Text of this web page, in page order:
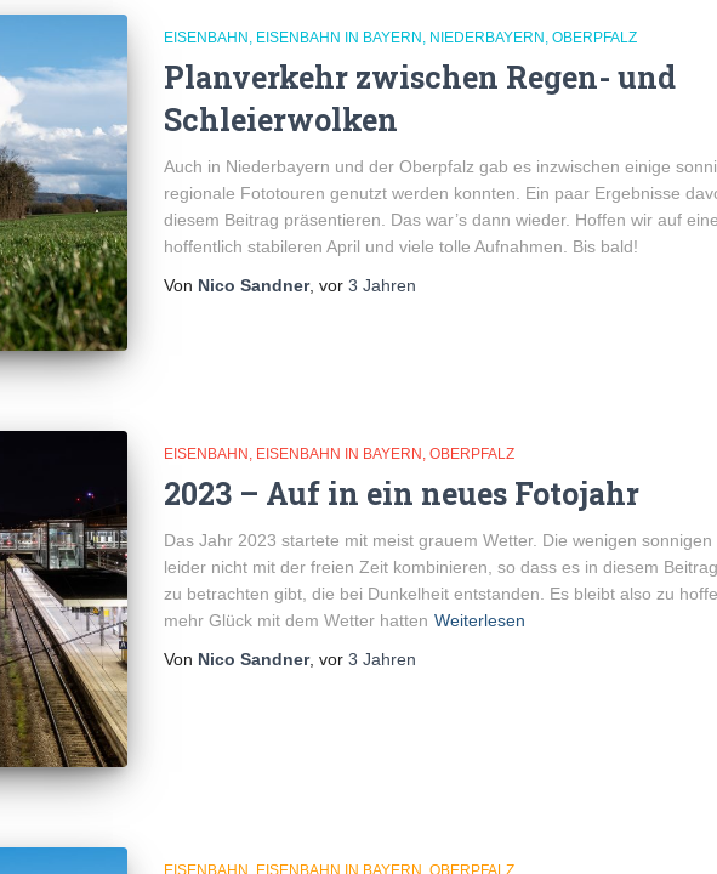
EISENBAHN EISENBAHN IN BAYERN NIEDERBAYERN OBERPFALZ
Planverkehr zwischen Regen- und
Schleierwolken
Auch in Niederbayern und der Oberpfalz gab es inzwischen einige
regionale Fototouren genutzt werden konnten. Ein paar Ergebnisse
diesem Beitrag präsentieren. Das war’s dann wieder. Hoffen wir auf
hoffentlich stabileren April und viele tolle Aufnahmen. Bis bald!
Von Nico Sandner, vor 3 Jahren
EISENBAHN EISENBAHN IN BAYERN OBERPFALZ
2023 – Auf in ein neues Fotojahr
Das Jahr 2023 startete mit meist grauem Wetter. Die wenigen
leider nicht mit der freien Zeit kombinieren, so dass es in diesem
zu betrachten gibt, die bei Dunkelheit entstanden. Es bleibt also zu
mehr Glück mit dem Wetter hatten Weiterlesen
Von Nico Sandner, vor 3 Jahren
EISENBAHN EISENBAHN IN BAYERN OBERPFALZ